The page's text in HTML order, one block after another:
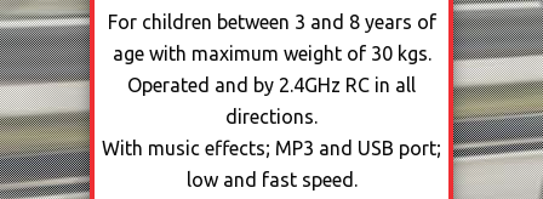
For children between 3 and 8 years of
age with maximum weight of 30 kgs.
Operated and by 2.4GHz RC in all
directions.
With music effects; MP3 and USB port;
low and fast speed.